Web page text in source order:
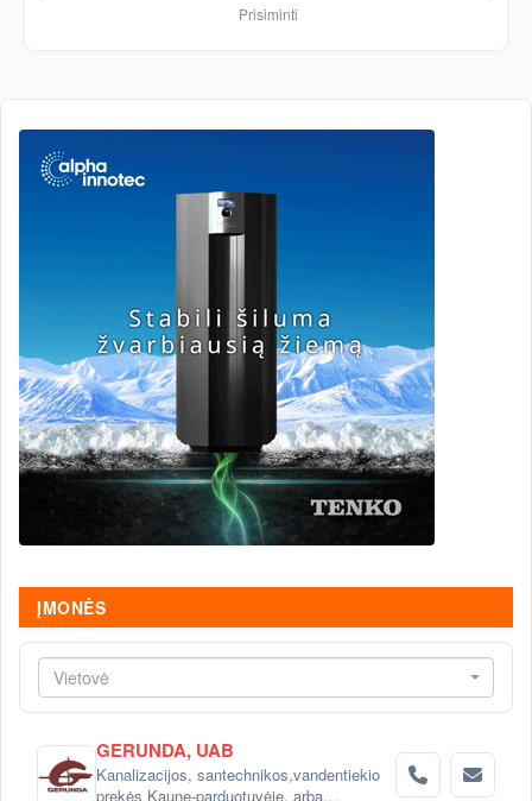
Prisiminti
ĮMONĖS
Vietovė
GERUNDA, UAB
Kanalizacijos, santechnikos,vandentiekio
prekės Kaune-parduotuvėje, arba